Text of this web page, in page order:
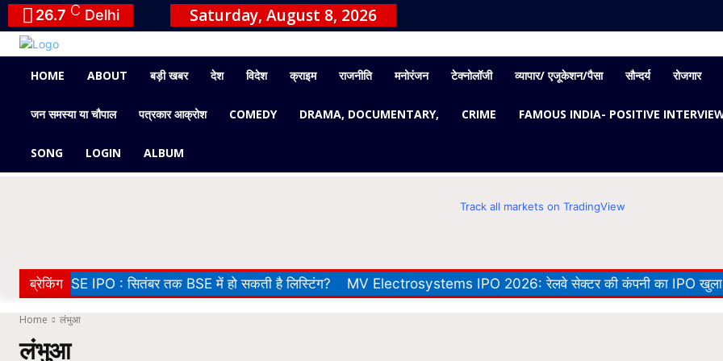
26.7 C Delhi Saturday, August 8, 2026
HOME ABOUT बड़ी खबर देश विदेश क्राइम राजनीति मनोरंजन टेक्नोलॉजी व्यापार/ एजूकेशन/पैसा सौन्दर्य रोजगार
जन समस्या या चौपाल पत्रकार आक्रोश COMEDY DRAMA, DOCUMENTARY, CRIME FAMOUS INDIA- POSITIVE
SONG LOGIN ALBUM
Track all markets on TradingView
ब्रेकिंग
NSE IPO : सितंबर तक BSE में हो सकती है लिस्टिंग? MV Electrosystems IPO 2026: रेलवे सेक्टर की कंपनी का IPO खुला, ₹100
Home लंभुआ
लंभुआ